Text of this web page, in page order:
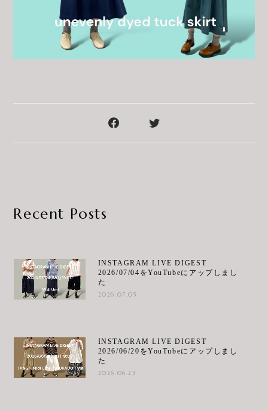
Recent Posts
INSTAGRAM LIVE DIGEST
2026/07/04をYouTubeにアップしまし
た
2026.07.05
INSTAGRAM LIVE DIGEST
2026/06/20をYouTubeにアップしまし
た
2026.06.23